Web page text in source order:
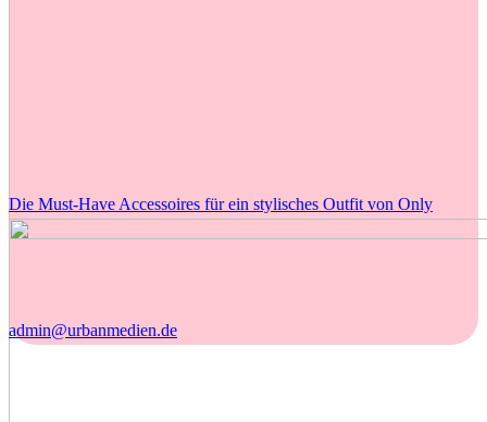
Die Must-Have Accessoires für ein stylisches Outfit von Only
admin@urbanmedien.de